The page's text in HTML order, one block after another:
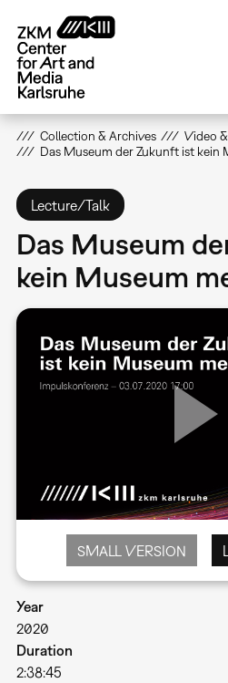
main
content
Collection & Archives
Video
Das Museum der Zukunft ist kein
Lecture/Talk
Das Museum
kein Museum
SMALL VERSION
Year
2020
Duration
2:38:45